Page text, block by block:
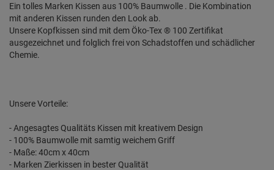
Ein tolles Marken Kissen aus 100% Baumwolle . Die Kombination
mit anderen Kissen runden den Look ab.
Unsere Kopfkissen sind mit dem Öko-Tex ® 100 Zertifikat
ausgezeichnet und folglich frei von Schadstoffen und schädlicher
Chemie.
Unsere Vorteile:
- Angesagtes Qualitäts Kissen mit kreativem Design
- 100% Baumwolle mit samtig weichem Griff
- Maße: 40cm x 40cm
- Marken Zierkissen in bester Qualität